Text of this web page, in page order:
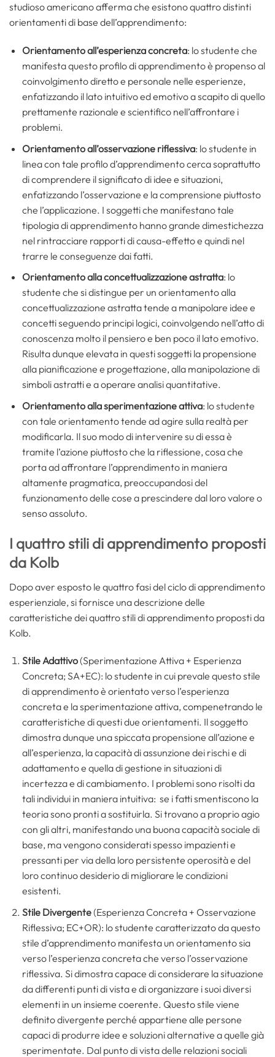
studioso americano afferma che esistono quattro distinti
orientamenti di base dell’apprendimento:
Orientamento all’esperienza concreta: lo studente che
manifesta questo profilo di apprendimento è propenso al
coinvolgimento diretto e personale nelle esperienze,
enfatizzando il lato intuitivo ed emotivo a scapito di quello
prettamente razionale e scientifico nell’affrontare i
problemi.
Orientamento all’osservazione riflessiva: lo studente in
linea con tale profilo d’apprendimento cerca soprattutto
di comprendere il significato di idee e situazioni,
enfatizzando l’osservazione e la comprensione piuttosto
che l’applicazione. I soggetti che manifestano tale
tipologia di apprendimento hanno grande dimestichezza
nel rintracciare rapporti di causa-effetto e quindi nel
trarre le conseguenze dai fatti.
Orientamento alla concettualizzazione astratta: lo
studente che si distingue per un orientamento alla
concettualizzazione astratta tende a manipolare idee e
concetti seguendo principi logici, coinvolgendo nell’atto di
conoscenza molto il pensiero e ben poco il lato emotivo.
Risulta dunque elevata in questi soggetti la propensione
alla pianificazione e progettazione, alla manipolazione di
simboli astratti e a operare analisi quantitative.
Orientamento alla sperimentazione attiva: lo studente
con tale orientamento tende ad agire sulla realtà per
modificarla. Il suo modo di intervenire su di essa è
tramite l’azione piuttosto che la riflessione, cosa che
porta ad affrontare l’apprendimento in maniera
altamente pragmatica, preoccupandosi del
funzionamento delle cose a prescindere dal loro valore o
senso assoluto.
I quattro stili di apprendimento proposti
da Kolb
Dopo aver esposto le quattro fasi del ciclo di apprendimento
esperienziale, si fornisce una descrizione delle
caratteristiche dei quattro stili di apprendimento proposti da
Kolb.
Stile Adattivo(Sperimentazione Attiva + Esperienza
Concreta; SA+EC): lo studente in cui prevale questo stile
di apprendimento è orientato verso l’esperienza
concreta e la sperimentazione attiva, compenetrando le
caratteristiche di questi due orientamenti. Il soggetto
dimostra dunque una spiccata propensione all’azione e
all’esperienza, la capacità di assunzione dei rischi e di
adattamento e quella di gestione in situazioni di
incertezza e di cambiamento. I problemi sono risolti da
tali individui in maniera intuitiva: se i fatti smentiscono la
teoria sono pronti a sostituirla. Si trovano a proprio agio
con gli altri, manifestando una buona capacità sociale di
base, ma vengono considerati spesso impazienti e
pressanti per via della loro persistente operosità e del
loro continuo desiderio di migliorare le condizioni
esistenti.
Stile Divergente(Esperienza Concreta + Osservazione
Riflessiva; EC+OR): lo studente caratterizzato da questo
stile d’apprendimento manifesta un orientamento sia
verso l’esperienza concreta che verso l’osservazione
riflessiva. Si dimostra capace di considerare la situazione
da differenti punti di vista e di organizzare i suoi diversi
elementi in un insieme coerente. Questo stile viene
definito divergente perché appartiene alle persone
capaci di produrre idee e soluzioni alternative a quelle già
sperimentate. Dal punto di vista delle relazioni sociali